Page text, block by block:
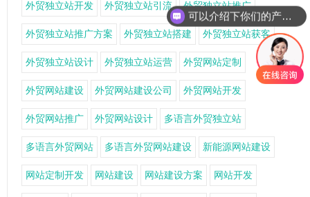
外贸独立站开发 外贸独立站引流 外贸独立站推广
外贸独立站推广方案 外贸独立站搭建 外贸独立站获客
外贸独立站设计 外贸独立站运营 外贸网站定制
外贸网站建设 外贸网站建设公司 外贸网站开发
外贸网站推广 外贸网站设计 多语言外贸独立站
多语言外贸网站 多语言外贸网站建设 新能源网站建设
网站定制开发 网站建设 网站建设方案 网站开发
可以介绍下你们的产品么